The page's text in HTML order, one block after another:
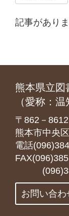
記事がありま
熊本県立図
（愛称：温
〒862－8612
熊本市中央
電話
(096)385
お問い合わ